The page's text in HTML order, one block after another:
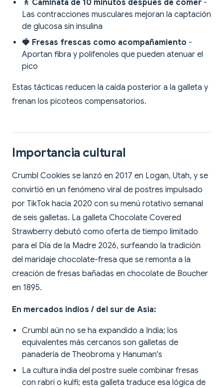
🚶 Caminata de 10 minutos después de comer -
Las contracciones musculares mejoran la captación
de glucosa sin insulina
🍓 Fresas frescas como acompañamiento -
Aportan fibra y polifenoles que pueden atenuar el
pico
Estas tácticas reducen la caída posterior a la galleta y
frenan los picoteos compensatorios.
Importancia cultural
Crumbl Cookies se lanzó en 2017 en Logan, Utah, y se
convirtió en un fenómeno viral de postres impulsado
por TikTok hacia 2020 con su menú rotativo semanal
de seis galletas. La galleta Chocolate Covered
Strawberry debutó como oferta de tiempo limitado
para el Día de la Madre 2026, surfeando la tradición
del maridaje chocolate-fresa que se remonta a la
creación de fresas bañadas en chocolate de Boucher
en 1895.
En mercados indios / del sur de Asia:
Crumbl aún no se ha expandido a India; los
equivalentes más cercanos son galletas de
panadería de Theobroma y Hanuman's
La cultura india del postre suele combinar fresas
con rabri o kulfi; esta galleta traduce esa lógica de